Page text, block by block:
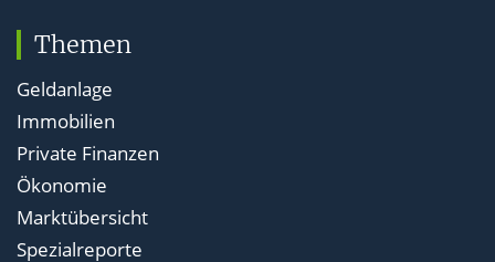
Themen
Geldanlage
Immobilien
Private Finanzen
Ökonomie
Marktübersicht
Spezialreporte